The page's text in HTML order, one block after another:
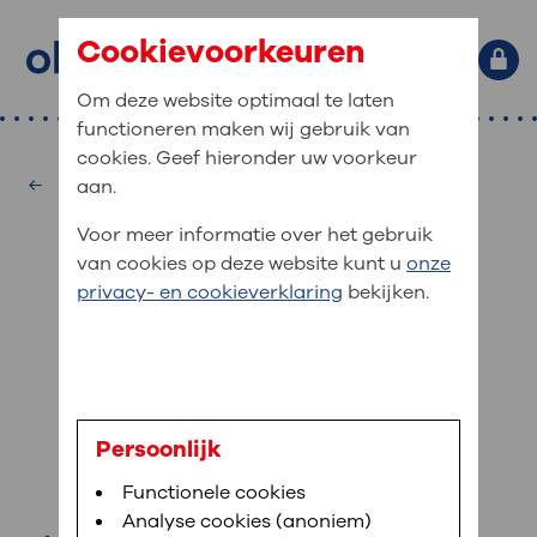
Primaire website navigatie
Home
Afdelingen
Medische informatie
Uw verblijf in OLVG
Werken bij OLVG
: waar bent u naar op zoek?
Veel gezocht: Bloedafname , MijnOLVG ,Digitalisering
MijnOLVG
gegevens inzien
MijnOLVG is het patiëntenportaal van OLVG. In
sneller helpen.
Direct naar MijnOLVG
Bloedafname
ir. H.A. Hendriks
klinisch chemicus
Cookievoorkeuren
Om deze website optimaal te laten
functioneren maken wij gebruik van
cookies. Geef hieronder uw voorkeur
aan.
Voor meer informatie over het gebruik
van cookies op deze website kunt u onze
privacy- en cookieverklaring bekijken.
Persoonlijk
Functionele cookies
Analyse cookies (anoniem)